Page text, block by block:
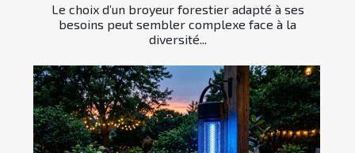
Le choix d’un broyeur forestier adapté à ses
besoins peut sembler complexe face à la
diversité...